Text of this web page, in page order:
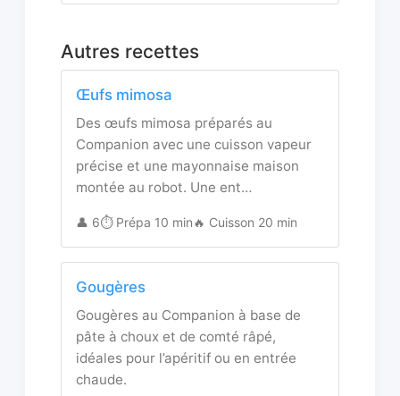
Autres recettes
Œufs mimosa
Des œufs mimosa préparés au
Companion avec une cuisson vapeur
précise et une mayonnaise maison
montée au robot. Une ent…
👤 6⏱️ Prépa 10 min🔥 Cuisson 20 min
Gougères
Gougères au Companion à base de
pâte à choux et de comté râpé,
idéales pour l’apéritif ou en entrée
chaude.